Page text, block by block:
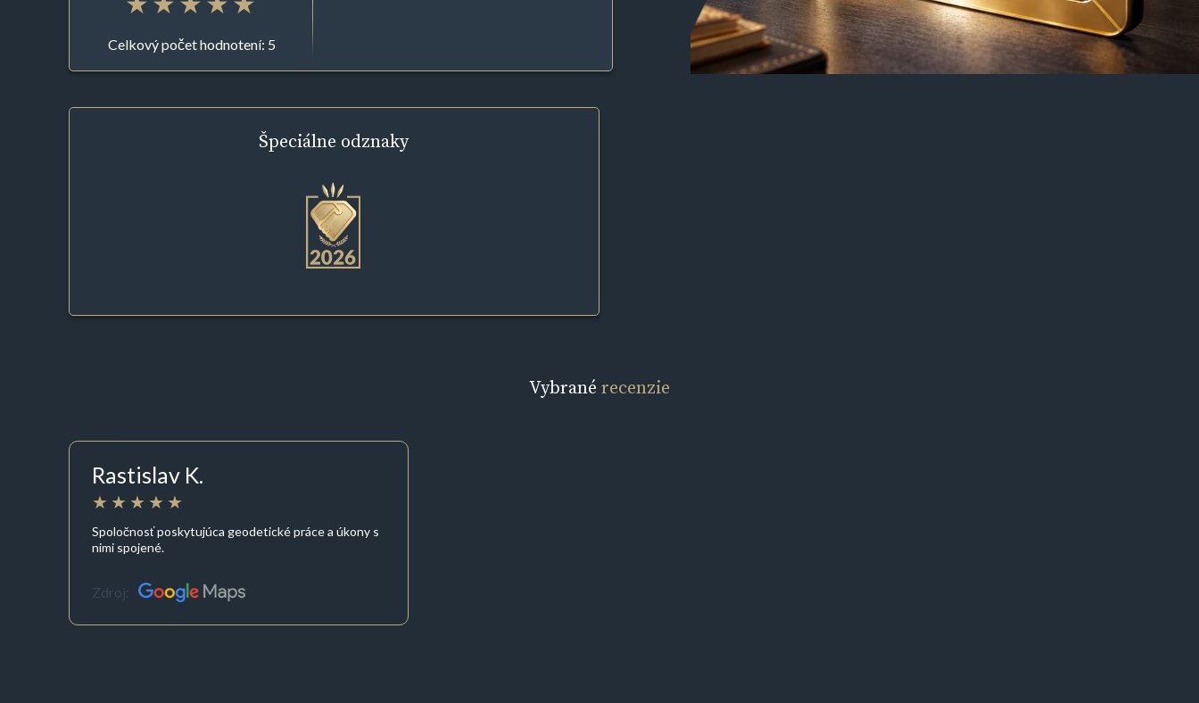
Celkový počet hodnotení: 5
Špeciálne odznaky
Vybrané recenzie
Rastislav K.
Spoločnosť poskytujúca geodetické práce a úkony s
nimi spojené.
Zdroj: